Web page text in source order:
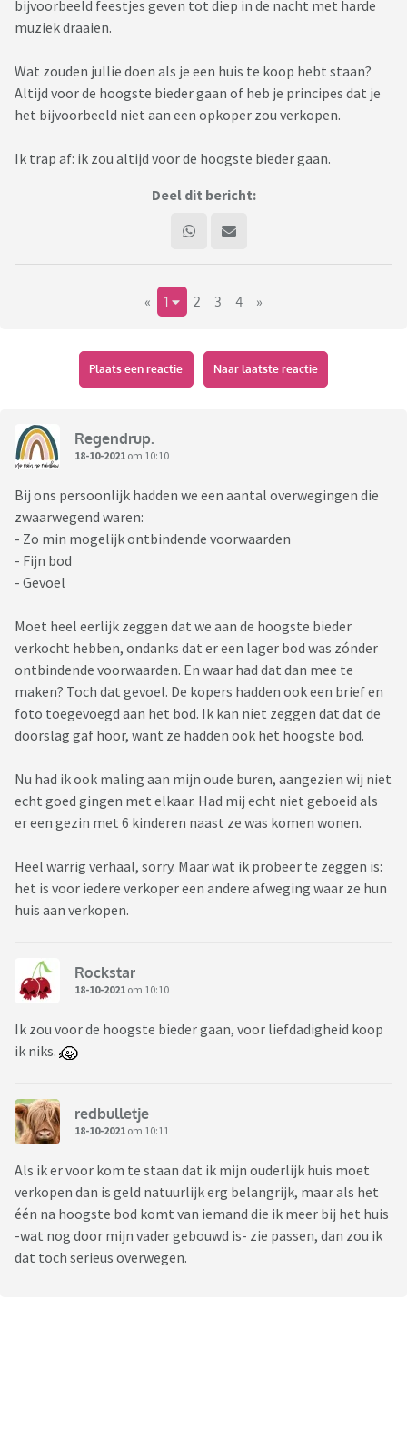
bijvoorbeeld feestjes geven tot diep in de nacht met harde
muziek draaien.
Wat zouden jullie doen als je een huis te koop hebt staan?
Altijd voor de hoogste bieder gaan of heb je principes dat je
het bijvoorbeeld niet aan een opkoper zou verkopen.
Ik trap af: ik zou altijd voor de hoogste bieder gaan.
Deel dit bericht:
« 1 2 3 4 »
Plaats een reactie Naar laatste reactie
Regendrup.
18-10-2021 om 10:10
Bij ons persoonlijk hadden we een aantal overwegingen die
zwaarwegend waren:
- Zo min mogelijk ontbindende voorwaarden
- Fijn bod
- Gevoel
Moet heel eerlijk zeggen dat we aan de hoogste bieder
verkocht hebben, ondanks dat er een lager bod was zónder
ontbindende voorwaarden. En waar had dat dan mee te
maken? Toch dat gevoel. De kopers hadden ook een brief en
foto toegevoegd aan het bod. Ik kan niet zeggen dat dat de
doorslag gaf hoor, want ze hadden ook het hoogste bod.
Nu had ik ook maling aan mijn oude buren, aangezien wij niet
echt goed gingen met elkaar. Had mij echt niet geboeid als
er een gezin met 6 kinderen naast ze was komen wonen.
Heel warrig verhaal, sorry. Maar wat ik probeer te zeggen is:
het is voor iedere verkoper een andere afweging waar ze hun
huis aan verkopen.
Rockstar
18-10-2021 om 10:10
Ik zou voor de hoogste bieder gaan, voor liefdadigheid koop
ik niks.
redbulletje
18-10-2021 om 10:11
Als ik er voor kom te staan dat ik mijn ouderlijk huis moet
verkopen dan is geld natuurlijk erg belangrijk, maar als het
één na hoogste bod komt van iemand die ik meer bij het huis
-wat nog door mijn vader gebouwd is- zie passen, dan zou ik
dat toch serieus overwegen.